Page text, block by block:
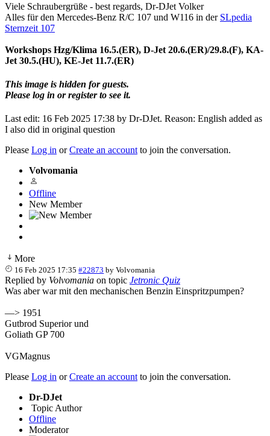
Viele Schraubergrüße - best regards, Dr-DJet Volker
Alles für den Mercedes-Benz R/C 107 und W116 in der SLpedia
Sternzeit 107
Workshops Hzg/Klima 16.5.(ER), D-Jet 20.6.(ER)/29.8.(F), KA-
Jet 30.5.(HU), KE-Jet 11.7.(ER)
This image is hidden for guests.
Please log in or register to see it.
Last edit: 16 Feb 2025 17:38 by Dr-DJet. Reason: English added as
I also did in original question
Please Log in orCreate an account to join the conversation.
Volvomania
Offline
New Member
More
16 Feb 2025 17:35 #22873 byVolvomania
Replied by Volvomania on topic Jetronic Quiz
Was aber war mit den mechanischen Benzin Einspritzpumpen?
—> 1951
Gutbrod Superior und
Goliath GP 700
VGMagnus
Please Log in orCreate an account to join the conversation.
Dr-DJet
Topic Author
Offline
Moderator